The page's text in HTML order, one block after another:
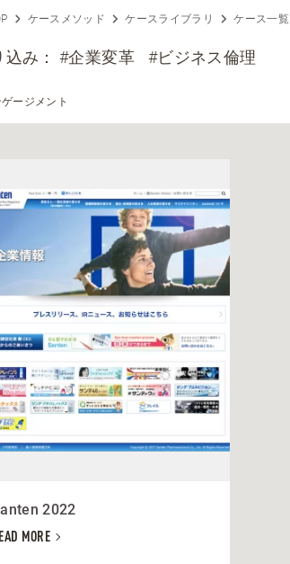
ケースメソッド ケースライブラリ ケース一覧
込み：#企業変革 #ビジネス倫理
ージメント
2022
MORE